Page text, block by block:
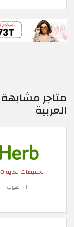
متاجر
العربية
تخفيضات لغاية 50%
اي هيرب